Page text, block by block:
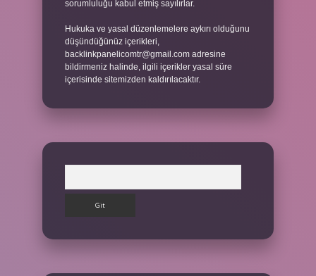
sorumluluğu kabul etmiş sayılırlar.
Hukuka ve yasal düzenlemelere aykırı olduğunu
düşündüğünüz içerikleri,
backlinkpanelicomtr@gmail.com adresine
bildirmeniz halinde, ilgili içerikler yasal süre
içerisinde sitemizden kaldırılacaktır.